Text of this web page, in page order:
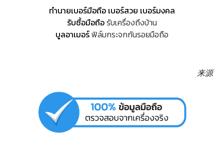
ทำนายเบอร์มือถือ เบอร์สวย เบอร์มงคล
รับซื้อมือถือรับเครื่องถึงบ้าน
บูลอาเมอร์ฟิล์มกระจกกันรอยมือถือ
来源